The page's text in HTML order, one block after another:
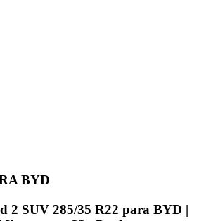
BYD
2 SUV 285/35 R22 para BYD |